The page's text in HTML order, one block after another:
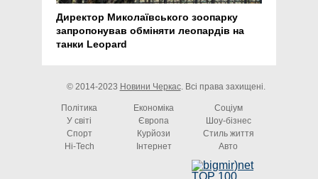
Директор Миколаївського зоопарку
запропонував обміняти леопардів на
танки Leopard
© 2014-2023 Новини Черкас. Всі права захищені.
Політика Економіка
Соціум
У світі
Європа
Шоу-бізнес
Спорт
Курйози
Стиль життя
Hi-Tech
Інтернет Авто